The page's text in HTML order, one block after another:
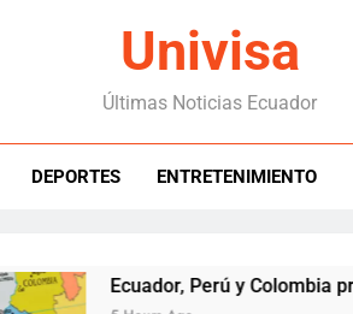
Univisa
Últimas Noticias Ecuador
DEPORTES ENTRETENIMIENTO
Ecuador, Perú y Colombia